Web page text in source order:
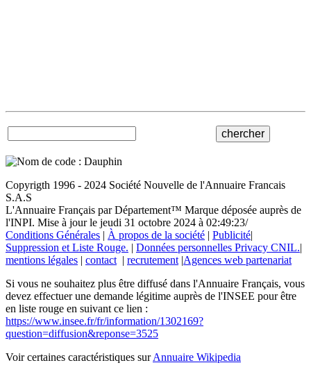
Copyrigth 1996 - 2024 Société Nouvelle de l'Annuaire Francais
S.A.S
L'Annuaire Français par Département™ Marque déposée auprès de
l'INPI. Mise à jour le jeudi 31 octobre 2024 à 02:49:23/
Conditions Générales | À propos de la société | Publicité|
Suppression et Liste Rouge. | Données personnelles Privacy CNIL.|
mentions légales | contact | recrutement |Agences web partenariat
Si vous ne souhaitez plus être diffusé dans l'Annuaire Français, vous
devez effectuer une demande légitime auprès de l'INSEE pour être
en liste rouge en suivant ce lien :
https://www.insee.fr/fr/information/1302169?
question=diffusion&reponse=3525
Voir certaines caractéristiques surAnnuaire Wikipedia